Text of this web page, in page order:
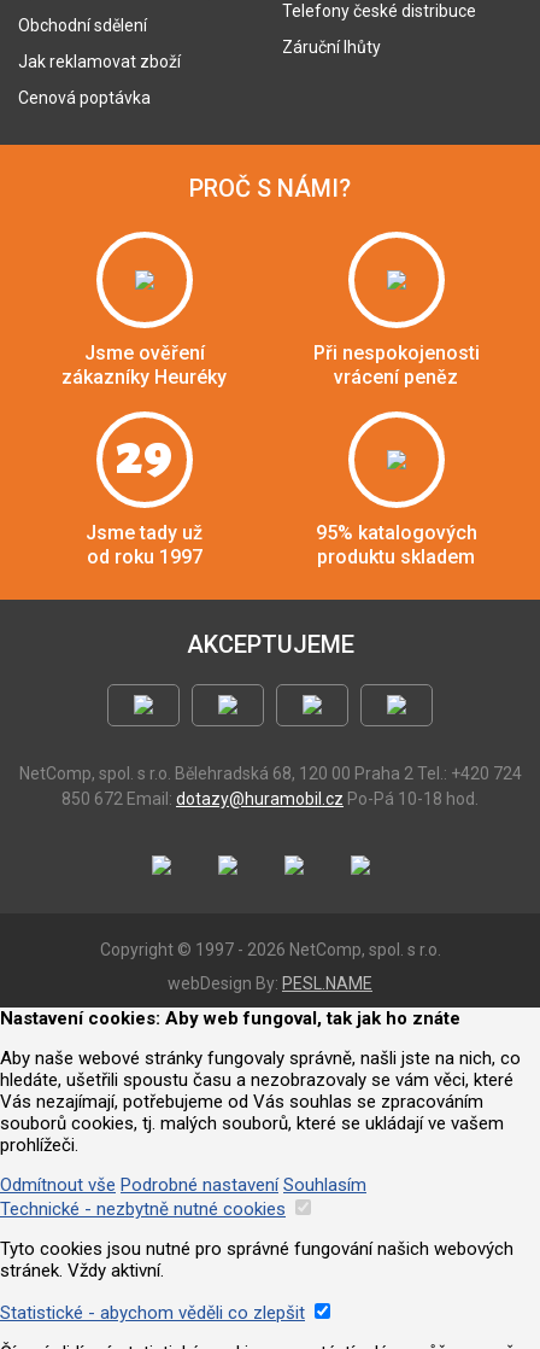
Obchodní sdělení
Jak reklamovat zboží
Cenová poptávka
Telefony české distribuce
Záruční lhůty
PROČ S NÁMI?
Jsme ověření
zákazníky Heuréky
Při nespokojenosti
vrácení peněz
29
Jsme tady už
od roku 1997
95% katalogových
produktu skladem
AKCEPTUJEME
NetComp, spol. s r.o. Bělehradská 68, 120 00 Praha 2 Tel.: +420 724
850 672 Email: dotazy@huramobil.cz Po-Pá 10-18 hod.
Copyright © 1997 - 2026 NetComp, spol. s r.o.
webDesign By: PESL.NAME
Nastavení cookies: Aby web fungoval, tak jak ho znáte
Aby naše webové stránky fungovaly správně, našli jste na nich, co
hledáte, ušetřili spoustu času a nezobrazovaly se vám věci, které
Vás nezajímají, potřebujeme od Vás souhlas se zpracováním
souborů cookies, tj. malých souborů, které se ukládají ve vašem
prohlížeči.
Odmítnout vše Podrobné nastavení Souhlasím
Technické - nezbytně nutné cookies
Tyto cookies jsou nutné pro správné fungování našich webových
stránek. Vždy aktivní.
Statistické - abychom věděli co zlepšit